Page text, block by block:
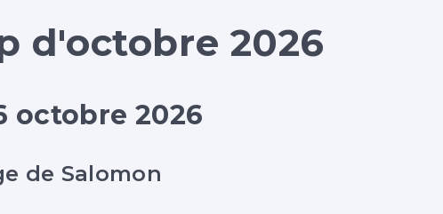
d'octobre 2026
octobre 2026
de Salomon